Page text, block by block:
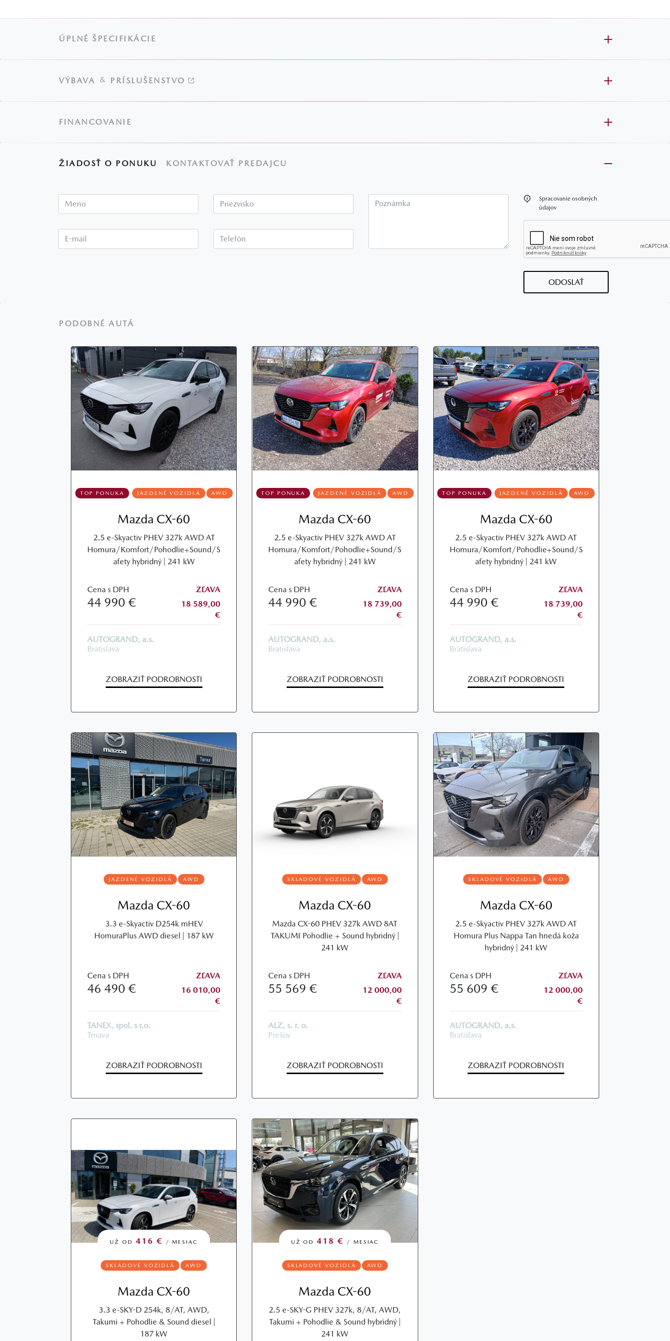
ÚPLNÉ ŠPECIFIKÁCIE
VÝBAVA & PRÍSLUŠENSTVO
FINANCOVANIE
ŽIADOSŤ O PONUKU KONTAKTOVAŤ PREDAJCU
Spracovanie osobných
údajov
ODOSLAŤ
PODOBNÉ AUTÁ
TOP PONUKA JAZDENÉ VOZIDLÁ AWD
Mazda CX-60
2.5 e-Skyactiv PHEV 327k AWD AT
Homura/Komfort/Pohodlie+Sound/S
afety hybridný | 241 kW
Cena s DPH
44 990 €
ZĽAVA
18 589,00
€
AUTOGRAND, a.s.
Bratislava
ZOBRAZIŤ PODROBNOSTI
TOP PONUKA JAZDENÉ VOZIDLÁ AWD
Mazda CX-60
2.5 e-Skyactiv PHEV 327k AWD AT
Homura/Komfort/Pohodlie+Sound/S
afety hybridný | 241 kW
Cena s DPH
44 990 €
ZĽAVA
18 739,00
€
AUTOGRAND, a.s.
Bratislava
ZOBRAZIŤ PODROBNOSTI
TOP PONUKA JAZDENÉ VOZIDLÁ AWD
Mazda CX-60
2.5 e-Skyactiv PHEV 327k AWD AT
Homura/Komfort/Pohodlie+Sound/S
afety hybridný | 241 kW
Cena s DPH
44 990 €
ZĽAVA
18 739,00
€
AUTOGRAND, a.s.
Bratislava
ZOBRAZIŤ PODROBNOSTI
JAZDENÉ VOZIDLÁ AWD
Mazda CX-60
3.3 e-Skyactiv D254k mHEV
HomuraPlus AWD diesel | 187 kW
Cena s DPH
46 490 €
ZĽAVA
16 010,00
€
TANEX, spol. s r.o.
Trnava
ZOBRAZIŤ PODROBNOSTI
SKLADOVÉ VOZIDLÁ AWD
Mazda CX-60
Mazda CX-60 PHEV 327k AWD 8AT
TAKUMI Pohodlie + Sound hybridný |
241 kW
Cena s DPH
55 569 €
ZĽAVA
12 000,00
€
ALZ, s. r. o.
Prešov
ZOBRAZIŤ PODROBNOSTI
SKLADOVÉ VOZIDLÁ AWD
Mazda CX-60
2.5 e-Skyactiv PHEV 327k AWD AT
Homura Plus Nappa Tan hnedá koža
hybridný | 241 kW
Cena s DPH
55 609 €
ZĽAVA
12 000,00
€
AUTOGRAND, a.s.
Bratislava
ZOBRAZIŤ PODROBNOSTI
UŽ OD 416 € / MESIAC
SKLADOVÉ VOZIDLÁ AWD
Mazda CX-60
3.3 e-SKY-D 254k, 8/AT, AWD,
Takumi + Pohodlie & Sound diesel |
187 kW
UŽ OD418 € / MESIAC
SKLADOVÉ VOZIDLÁ AWD
Mazda CX-60
2.5 e-SKY-G PHEV 327k, 8/AT, AWD,
Takumi + Pohodlie & Sound hybridný |
241 kW